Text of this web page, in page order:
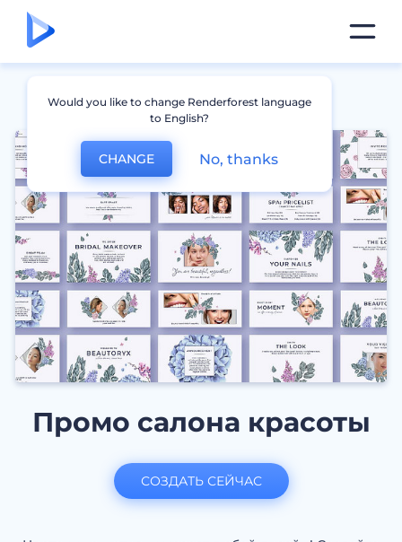
Промо салона красоты
СОЗДАТЬ СЕЙЧАС
Would you like to change Renderforest language
to English?
CHANGE No, thanks